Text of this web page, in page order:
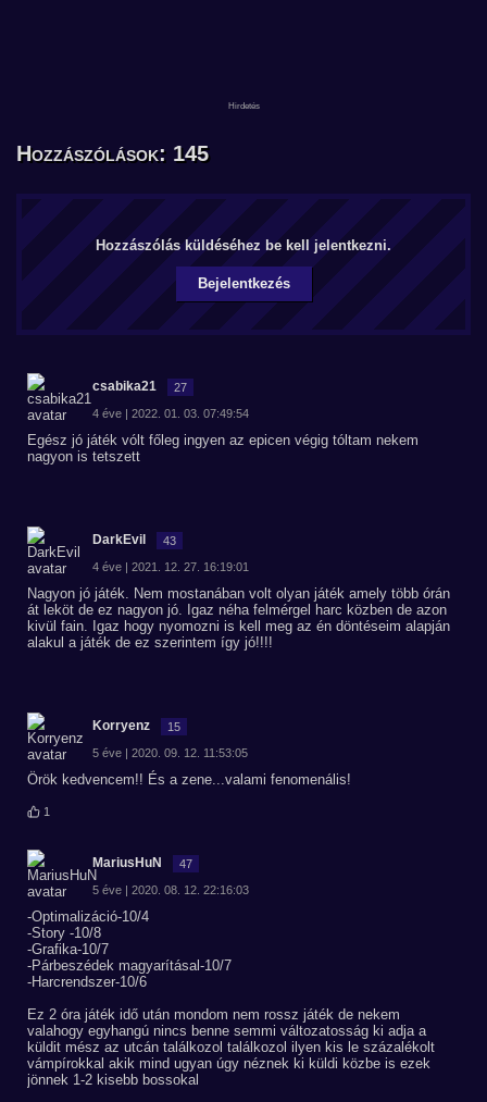
Hozzászólások: 145
Hozzászólás küldéséhez be kell jelentkezni.
Bejelentkezés
csabika21 27
4 éve | 2022. 01. 03. 07:49:54
Egész jó játék vólt főleg ingyen az epicen végig tóltam nekem
nagyon is tetszett
DarkEvil 43
4 éve | 2021. 12. 27. 16:19:01
Nagyon jó játék. Nem mostanában volt olyan játék amely több órán
át leköt de ez nagyon jó. Igaz néha felmérgel harc közben de azon
kivül fain. Igaz hogy nyomozni is kell meg az én döntéseim alapján
alakul a játék de ez szerintem így jó!!!!
Korryenz 15
5 éve | 2020. 09. 12. 11:53:05
Örök kedvencem!! És a zene...valami fenomenális!
1
MariusHuN 47
5 éve | 2020. 08. 12. 22:16:03
-Optimalizáció-10/4
-Story -10/8
-Grafika-10/7
-Párbeszédek magyarításal-10/7
-Harcrendszer-10/6
Ez 2 óra játék idő után mondom nem rossz játék de nekem
valahogy egyhangú nincs benne semmi változatosság ki adja a
küldit mész az utcán találkozol találkozol ilyen kis le százalékolt
vámpírokkal akik mind ugyan úgy néznek ki küldi közbe is ezek
jönnek 1-2 kisebb bossokal